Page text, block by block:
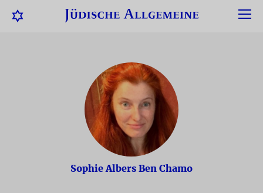
Sophie Albers Ben Chamo